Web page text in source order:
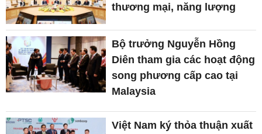
thương mại, năng lượng
Bộ trưởng Nguyễn Hồng
Diên tham gia các hoạt động
song phương cấp cao tại
Malaysia
Việt Nam ký thỏa thuận xuất